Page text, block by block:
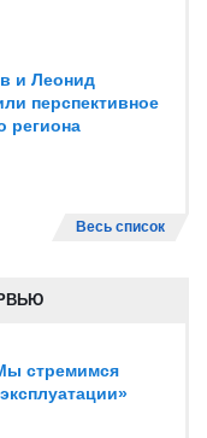
и Леонид
перспективное
региона
Весь список
стремимся